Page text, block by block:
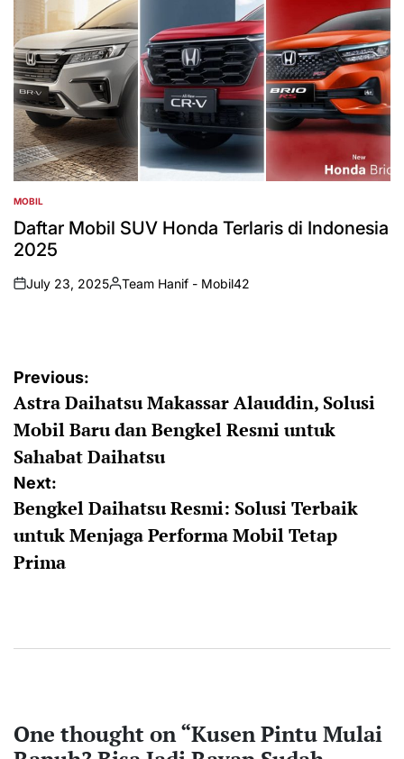
POSTED
IN
MOBIL
Daftar Mobil SUV Honda Terlaris di Indonesia
2025
on
July 23, 2025
Posted
Team Hanif - Mobil42
Post
navigation
Previous:
Astra Daihatsu Makassar Alauddin, Solusi
Mobil Baru dan Bengkel Resmi untuk
Sahabat Daihatsu
Next:
Bengkel Daihatsu Resmi: Solusi Terbaik
untuk Menjaga Performa Mobil Tetap
Prima
One thought on “Kusen Pintu Mulai